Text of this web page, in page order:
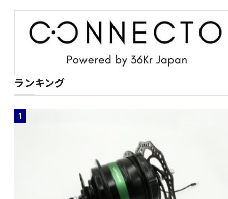
ランキング
1